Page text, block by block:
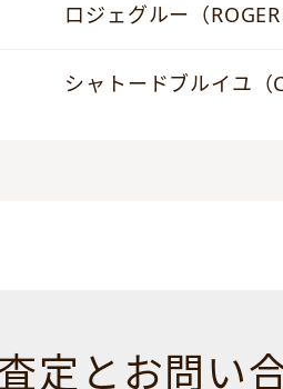
ロジェグルー（ROGER
シャトードブルイユ
定とお問い